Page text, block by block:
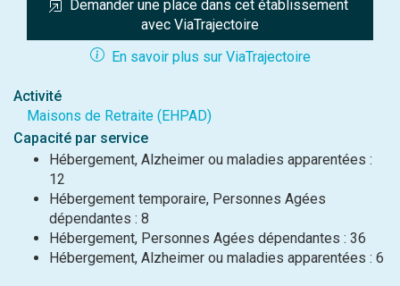
Demander une place dans cet établissement
avec ViaTrajectoire
En savoir plus sur ViaTrajectoire
Activité
Maisons de Retraite (EHPAD)
Capacité par service
Hébergement, Alzheimer ou maladies apparentées :
12
Hébergement temporaire, Personnes Agées
dépendantes : 8
Hébergement, Personnes Agées dépendantes : 36
Hébergement, Alzheimer ou maladies apparentées : 6